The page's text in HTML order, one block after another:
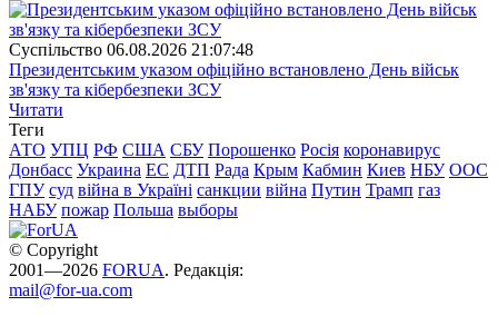
Суспiльство 06.08.2026 21:07:48
Президентським указом офіційно встановлено День військ
зв'язку та кібербезпеки ЗСУ
Читати
Теги
АТО УПЦ РФ США СБУ Порошенко Росія коронавирус
Донбасс Украина ЕС ДТП Рада Крым Кабмин Киев НБУ ООС
ГПУ суд війна в Україні санкции війна Путин Трамп газ
НАБУ пожар Польша выборы
© Copyright
2001—2026 FORUA. Редакція:
mail@for-ua.com